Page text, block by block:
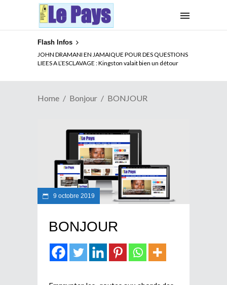
Flash Infos
JOHN DRAMANI EN JAMAIQUE POUR DES QUESTIONS
LIEES A L’ESCLAVAGE : Kingston valait bien un détour
Home Bonjour BONJOUR
9 octobre 2019
BONJOUR